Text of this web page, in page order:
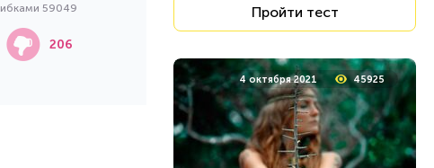
59049
206
Пройти тест
4 октября 2021 45925